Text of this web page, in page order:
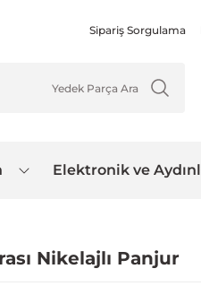
Sipariş Sorgulama
Elektronik ve
Nikelajlı Panjur